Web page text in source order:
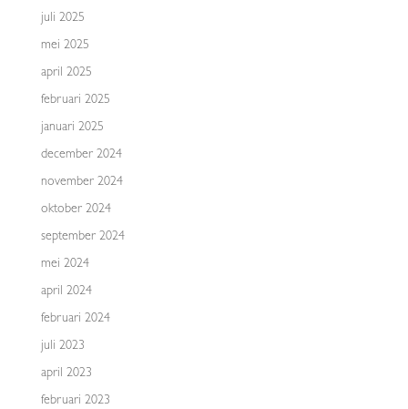
juli 2025
mei 2025
april 2025
februari 2025
januari 2025
december 2024
november 2024
oktober 2024
september 2024
mei 2024
april 2024
februari 2024
juli 2023
april 2023
februari 2023